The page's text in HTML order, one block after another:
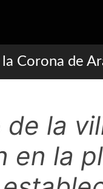
Corona de
la
en la